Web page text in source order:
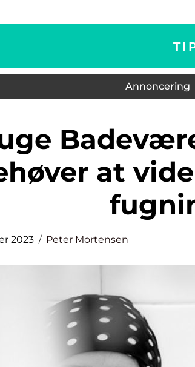
Annoncering
at
2023 Peter Mortensen